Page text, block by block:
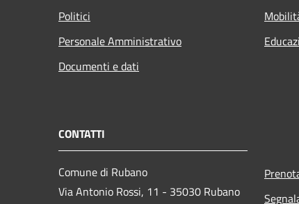
Politici
Personale Amministrativo
Documenti e dati
CONTATTI
Comune di Rubano
Via Antonio Rossi, 11 - 35030 Rubano